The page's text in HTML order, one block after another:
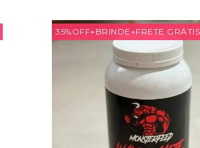
35%OFF+BRINDE+FRETE GRÁTIS